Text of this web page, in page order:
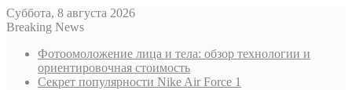
Суббота, 8 августа 2026
Breaking News
Фотоомоложение лица и тела: обзор технологии и
ориентировочная стоимость
Секрет популярности Nike Air Force 1